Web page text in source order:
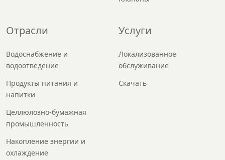
Отрасли
Водоснабжение и
водоотведение
Продукты питания и
напитки
Целлюлозно-бумажная
промышленность
Накопление энергии и
охлаждение
Услуги
Локализованное
обслуживание
Скачать